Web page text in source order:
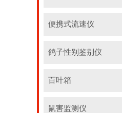
便携式流速仪
鸽子性别鉴别仪
百叶箱
鼠害监测仪